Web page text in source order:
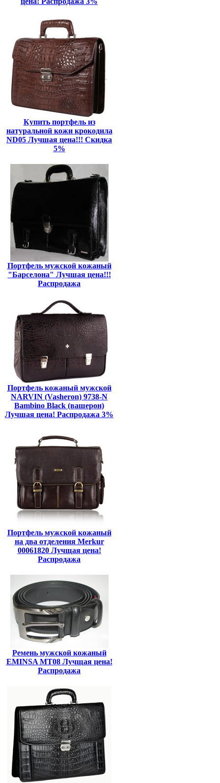
Купить портфель из
натуральной кожи крокодила
ND05 Лучшая цена!!! Скидка
5%
Портфель мужской кожаный
"Барселона" Лучшая цена!!!
Распродажа
Портфель кожаный мужской
NARVIN (Vasheron) 9738-N
Bambino Black (вашерон)
Лучшая цена! Распродажа 3%
Портфель мужской кожаный
на два отделения Merkur
00061820 Лучщая цена!
Распродажа
Ремень мужской кожаный
EMINSA MT08 Лучщая цена!
Распродажа